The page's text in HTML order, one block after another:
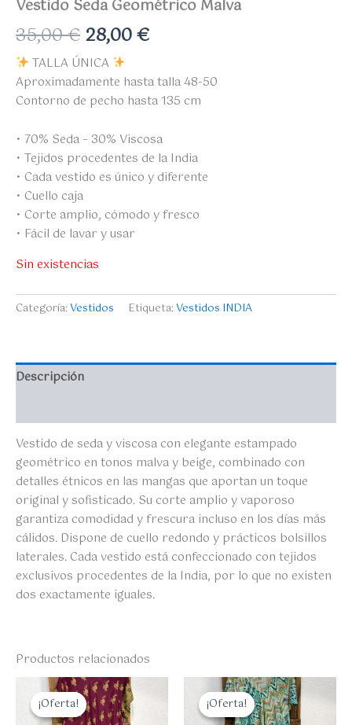
Vestido Seda Geométrico Malva
35,00€28,00€
TALLA ÚNICA
Aproximadamente hasta talla 48-50
Contorno de pecho hasta 135 cm
• 70% Seda – 30% Viscosa
• Tejidos procedentes de la India
• Cada vestido es único y diferente
• Cuello caja
• Corte amplio, cómodo y fresco
• Fácil de lavar y usar
Sin existencias
Categoría:Vestidos Etiqueta:Vestidos INDIA
Descripción
Vestido de seda y viscosa con elegante estampado
geométrico en tonos malva y beige, combinado con
detalles étnicos en las mangas que aportan un toque
original y sofisticado. Su corte amplio y vaporoso
garantiza comodidad y frescura incluso en los días más
cálidos. Dispone de cuello redondo y prácticos bolsillos
laterales. Cada vestido está confeccionado con tejidos
exclusivos procedentes de la India, por lo que no existen
dos exactamente iguales.
Productos relacionados
¡Oferta!
¡Oferta!
El
precio
original
El
precio
actual ¡Oferta!
¡Oferta!
El
precio
original
El
precio
actual